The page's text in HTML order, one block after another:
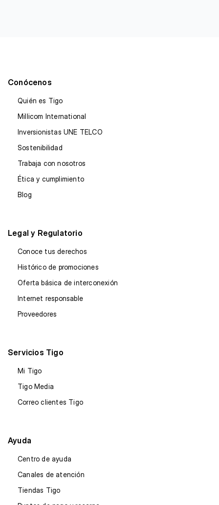
Conócenos
Quién es Tigo
Millicom International
Inversionistas UNE TELCO
Sostenibilidad
Trabaja con nosotros
Ética y cumplimiento
Blog
Legal y Regulatorio
Conoce tus derechos
Histórico de promociones
Oferta básica de interconexión
Internet responsable
Proveedores
Servicios Tigo
Mi Tigo
Tigo Media
Correo clientes Tigo
Ayuda
Centro de ayuda
Canales de atención
Tiendas Tigo